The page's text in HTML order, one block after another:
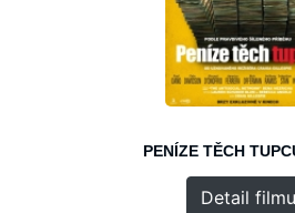
PENÍZE TĚCH
Detail filmu